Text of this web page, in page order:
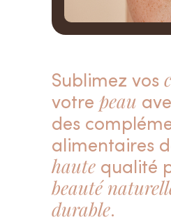
Sublimez vos
votre peau
des
alimentaires
haute qualité
beauté
durable.